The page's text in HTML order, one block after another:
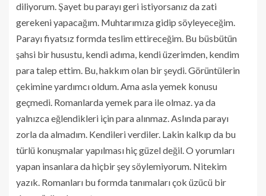
diliyorum. Şayet bu parayı geri istiyorsanız da zati
gerekeni yapacağım. Muhtarımıza gidip söyleyeceğim.
Parayı fiyatsız formda teslim ettireceğim. Bu büsbütün
şahsi bir husustu, kendi adıma, kendi üzerimden, kendim
para talep ettim. Bu, hakkım olan bir şeydi. Görüntülerin
çekimine yardımcı oldum. Ama asla yemek konusu
geçmedi. Romanlarda yemek para ile olmaz. ya da
yalnızca eğlendikleri için para alınmaz. Aslında parayı
zorla da almadım. Kendileri verdiler. Lakin kalkıp da bu
türlü konuşmalar yapılması hiç güzel değil. O yorumları
yapan insanlara da hiçbir şey söylemiyorum. Nitekim
yazık. Romanları bu formda tanımaları çok üzücü bir